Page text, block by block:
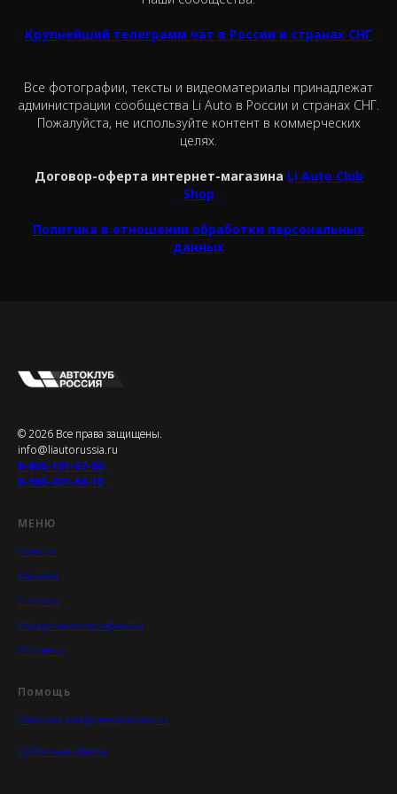
Крупнейший телеграмм чат в России и странах СНГ
Все фотографии, тексты и видеоматериалы принадлежат
администрации сообщества Li Auto в России и странах СНГ.
Пожалуйста, не используйте контент в коммерческих
целях.
Договор-оферта интернет-магазина Li Auto Club
Shop
Политика в отношении обработки персональных
данных
© 2026 Все права защищены.
info@liautorussia.ru
8-800-101-67-89
8-980-421-56-10
МЕНЮ
Новости
Магазин
Li Bonus
Подарочные сертификаты
RSS лента
Помощь
Политика конфиденциальности
Публичная оферта